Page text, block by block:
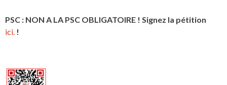
PSC : NON A LA PSC OBLIGATOIRE ! Signez la pétition
ici. !